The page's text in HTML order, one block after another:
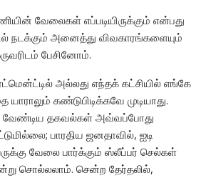
வேலைகள் எப்படியிருக்கும் என்பது
நடக்கும் அனைத்து விவகாரங்களையும்
பேசினோம்.
அல்லது எந்தக் கட்சியில் எங்கே
கண்டுபிடிக்கவே முடியாது.
வேண்டிய தகவல்கள் அவ்வப்போது
பாரதிய ஜனதாவில், ஐடி
வேலை பார்க்கும் ஸ்லீப்பர் செல்கள்
சொல்லலாம். சென்ற தேர்தலில்,